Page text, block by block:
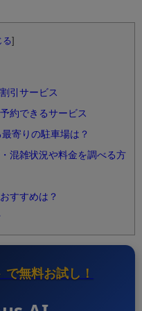
る]
引サービス
約できるサービス
寄りの駐車場は？
混雑状況や料金を調べる方
すすめは？
で無料お試し！